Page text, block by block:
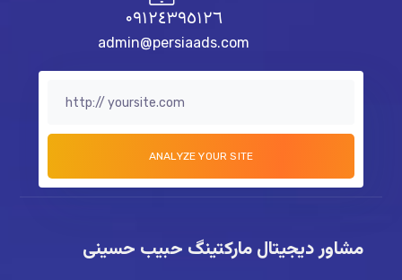
٠٩١٢٤٣٩٥١٢٦
admin@persiaads.com
مشاور دیجیتال مارکتینگ حبیب حسینی